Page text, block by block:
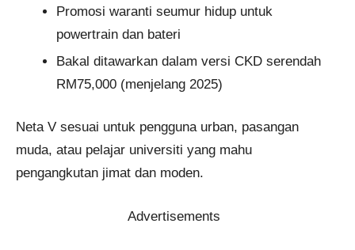
Promosi waranti seumur hidup untuk
powertrain dan bateri
Bakal ditawarkan dalam versi CKD serendah
RM75,000 (menjelang 2025)
Neta V sesuai untuk pengguna urban, pasangan
muda, atau pelajar universiti yang mahu
pengangkutan jimat dan moden.
Advertisements